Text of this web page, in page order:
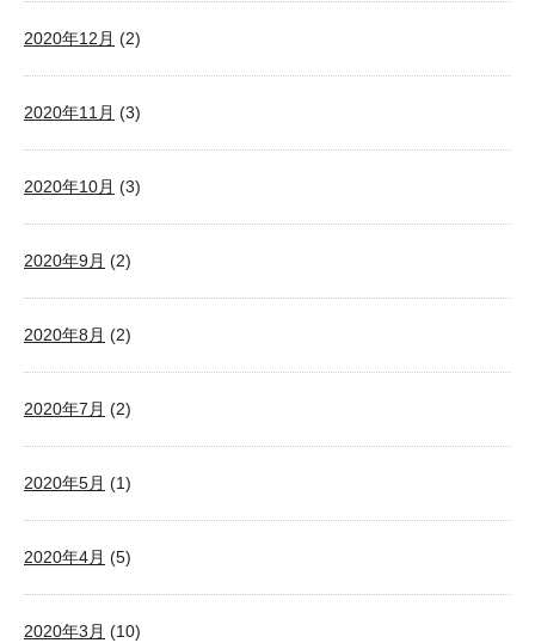
2020年12月 (2)
2020年11月 (3)
2020年10月 (3)
2020年9月 (2)
2020年8月 (2)
2020年7月 (2)
2020年5月 (1)
2020年4月 (5)
2020年3月 (10)